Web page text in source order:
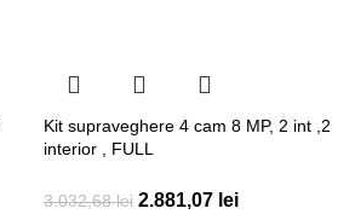
Kit supraveghere 4 cam 8 MP, 2 int ,2
interior , FULL
3.032,68lei 2.881,07 lei